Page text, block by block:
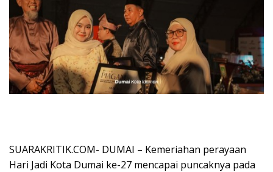
SUARAKRITIK.COM- DUMAI – Kemeriahan perayaan
Hari Jadi Kota Dumai ke-27 mencapai puncaknya pada